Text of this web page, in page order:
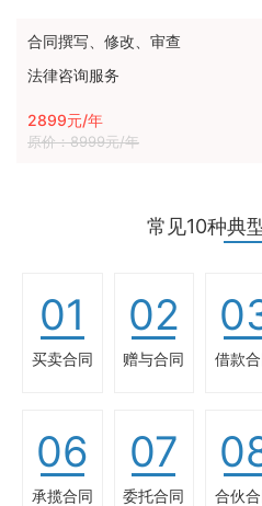
合同撰写、修改、审查
法律咨询服务
2899元/年
原价：8999元/年
常见10种典
01
买卖合同
02
赠与合同 借款
06
承揽合同
07
委托合同 合伙